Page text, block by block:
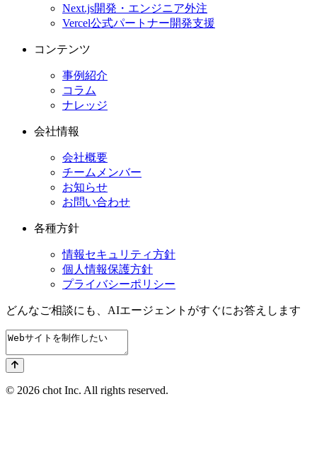
Next.js開発・エンジニア外注
Vercel公式パートナー開発支援
コンテンツ
事例紹介
コラム
ナレッジ
会社情報
会社概要
チームメンバー
お知らせ
お問い合わせ
各種方針
情報セキュリティ方針
個人情報保護方針
プライバシーポリシー
どんなご相談にも、 AIエージェントがすぐにお答えします
© 2026 chot Inc. All rights reserved.